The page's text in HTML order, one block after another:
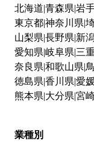
北海道 青森県 岩
東京都神奈川県
山梨県 長野県 新
愛知県 岐阜県 三
奈良県 和歌山県
徳島県 香川県 愛
熊本県 大分県 宮
業種別